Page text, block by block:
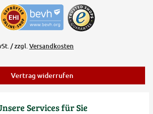
Services für Sie
/ zzgl. Versandkosten
Vertrag widerrufen